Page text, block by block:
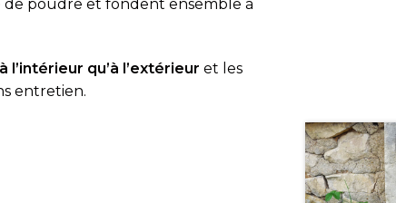
de poudre et fondent ensemble à
l’intérieur qu’à l’extérieur et les
entretien.